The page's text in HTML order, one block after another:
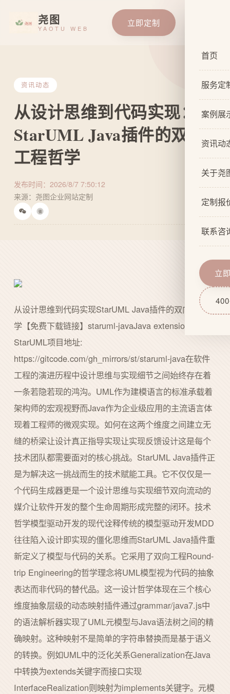
尧图
YAOTU WEB
立即定制
首页
服务定
服务
基础
自适
网站
网站
案例展
资讯动
关于尧
关于
设计
技术
定制报
联系咨
立
资讯动态
从设计思维到代码实现：
StarUML Java插件的双向
工程哲学
发布时间：2026/8/7 7:50:12
来源：尧图企业网站定制
微
从设计思维到代码实现StarUML Java插件的双向工程哲
学【免费下载链接】staruml-javaJava extension for
StarUML项目地址:
https://gitcode.com/gh_mirrors/st/staruml-java在软件
工程的演进历程中设计思维与实现细节之间始终存在着
一条若隐若现的鸿沟。UML作为建模语言的标准承载着
架构师的宏观视野而Java作为企业级应用的主流语言体
现着工程师的微观实现。如何在这两个维度之间建立无
缝的桥梁让设计真正指导实现让实现反馈设计这是每个
技术团队都需要面对的核心挑战。StarUML Java插件正
是为解决这一挑战而生的技术赋能工具。它不仅仅是一
个代码生成器更是一个设计思维与实现细节双向流动的
媒介让软件开发的整个生命周期形成完整的闭环。技术
哲学模型驱动开发的现代诠释传统的模型驱动开发MDD
往往陷入设计即实现的僵化思维而StarUML Java插件重
新定义了模型与代码的关系。它采用了双向工程Round-
trip Engineering的哲学理念将UML模型视为代码的抽象
表达而非代码的替代品。这一设计哲学体现在三个核心
维度抽象层级的动态映射插件通过grammar/java7.js中
的语法解析器实现了UML元模型与Java语法树之间的精
确映射。这种映射不是简单的字符串替换而是基于语义
的转换。例如UML中的泛化关系Generalization在Java
中转换为extends关键字而接口实现
InterfaceRealization则映射为implements关键字。元模